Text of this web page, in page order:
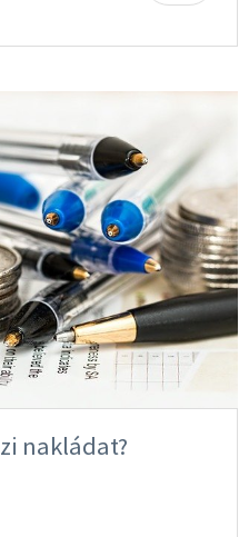
nakládat?